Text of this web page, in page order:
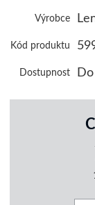
Výrobce
Kód produktu
Dostupnost